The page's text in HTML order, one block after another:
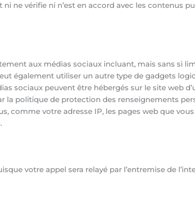
ne vérifie ni n’est en accord avec les contenus
aux médias sociaux incluant, mais sans si
également utiliser un autre type de gadgets
sociaux peuvent être hébergés sur le site web
la politique de protection des renseignements
comme votre adresse IP, les pages web que
votre appel sera relayé par l’entremise de